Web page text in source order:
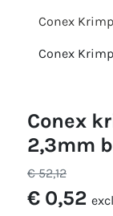
Conex
Conex
conex krimpkous 1m 5,0-
2,3mm
€ 52,12
€ 0,52